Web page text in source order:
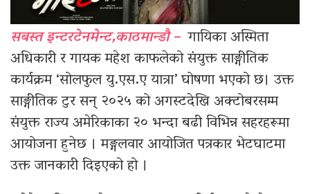
सबस्त इन्टरटेनमेन्ट,काठमान्डौ –गायिका अस्मिता
अधिकारी र गायक महेश काफलेको संयुक्त साङ्गीतिक
कार्यक्रम ‘सोलफुल यु.एस.ए यात्रा’ घोषणा भएको छ। उक्त
साङ्गीतिक टुर सन् २०२५ को अगस्टदेखि अक्टोबरसम्म
संयुक्त राज्य अमेरिकाका २० भन्दा बढी विभिन्न सहरहरूमा
आयोजना हुनेछ । मङ्गलवार आयोजित पत्रकार भेटघाटमा
उक्त जानकारी दिइएको हो ।